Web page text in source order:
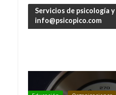
Servicios de psicología
info@psicopico.com